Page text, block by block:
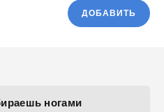
ДОБАВИТЬ
ногами